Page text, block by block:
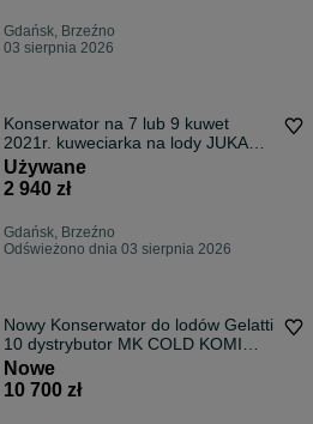
Gdańsk, Brzeźno
03 sierpnia 2026
Konserwator na 7 lub 9 kuwet
2021r. kuweciarka na lody JUKA
M400Q zamrażarka witryna
DOSTAWA do lodów gałkowych
Używane
2 940 zł
Gdańsk, Brzeźno
Odświeżono dnia 03 sierpnia 2026
Nowy Konserwator do lodów Gelatti
10 dystrybutor MK COLD KOMI
DOSTAWA na lody cylindry
POZZETTI
Nowe
10 700 zł